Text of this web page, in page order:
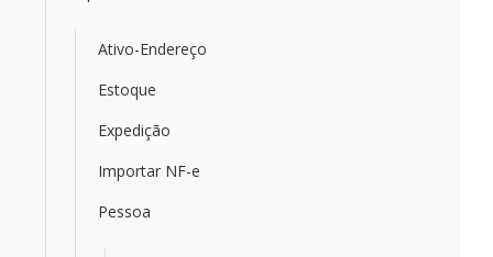
Ativo-Endereço
Estoque
Expedição
Importar NF-e
Pessoa